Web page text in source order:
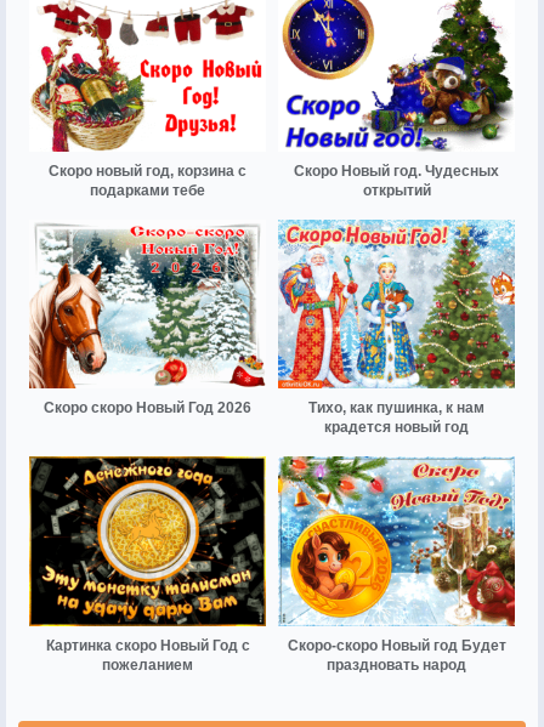
Скоро новый год, корзина с
подарками тебе
Скоро Новый год. Чудесных
открытий
Скоро скоро Новый Год 2026
Тихо, как пушинка, к нам
крадется новый год
Картинка скоро Новый Год с
пожеланием
Скоро-скоро Новый год Будет
праздновать народ